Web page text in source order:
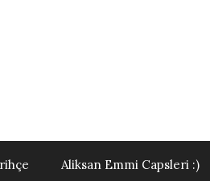
Aliksan Emmi Capsleri :)